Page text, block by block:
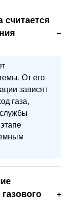
считается
От его
зависят
газа,